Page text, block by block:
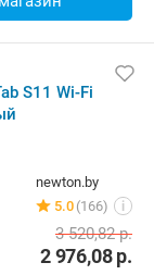
S11 Wi-Fi
newton.by
5.0 (166) i
2 976,08р.
3 520,82р.